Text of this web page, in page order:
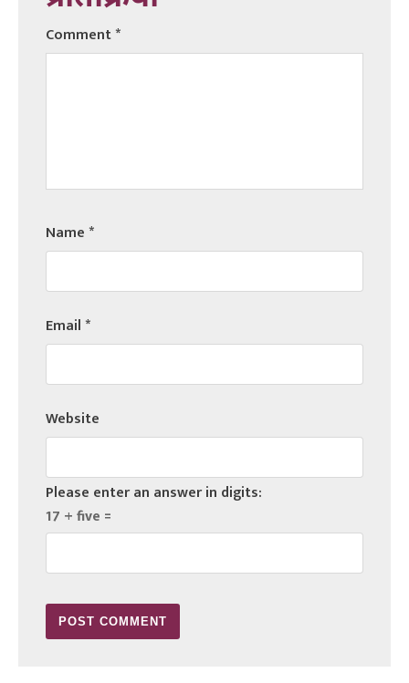
Comment*
Name*
Email*
Website
Please enter an answer in digits:
17 + five =